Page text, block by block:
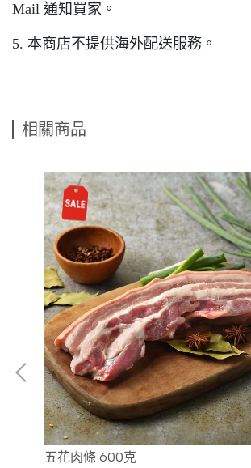
Mail 通知買家。
5. 本商店不提供海外配送服務。
相關商品
五花肉條 600克